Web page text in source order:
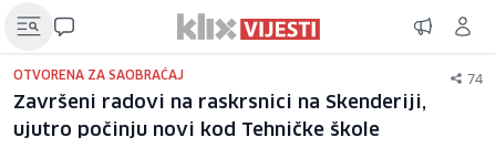
OTVORENA ZA SAOBRAĆAJ 74
Završeni radovi na raskrsnici na Skenderiji,
ujutro počinju novi kod Tehničke škole